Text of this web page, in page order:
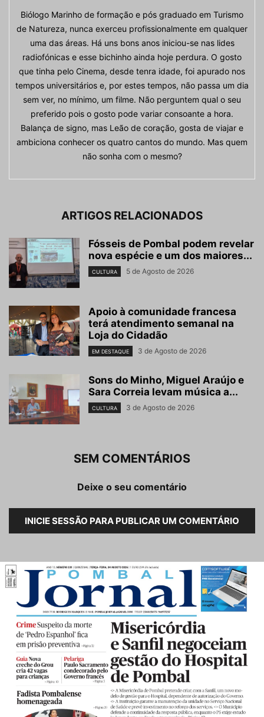
Biólogo Marinho de formação e pós graduado em Turismo
de Natureza, nunca exerceu profissionalmente em qualquer
uma das áreas. Há uns bons anos iniciou-se nas lides
radiofónicas e esse bichinho ainda hoje perdura. O gosto
que tinha pelo Cinema, desde tenra idade, foi apurado nos
tempos universitários e, por estes tempos, não passa um dia
sem ver, no mínimo, um filme. Não perguntem qual o seu
preferido pois o gosto pode variar consoante a hora.
Balança de signo, mas Leão de coração, gosta de viajar e
ambiciona conhecer os quatro cantos do mundo. Mas quem
não sonha com o mesmo?
ARTIGOS RELACIONADOS
Fósseis de Pombal podem revelar
nova espécie e um dos maiores...
CULTURA 5 de Agosto de 2026
Apoio à comunidade francesa
terá atendimento semanal na
Loja do Cidadão
EM DESTAQUE 3 de Agosto de 2026
Sons do Minho, Miguel Araújo e
Sara Correia levam música a...
CULTURA 3 de Agosto de 2026
SEM COMENTÁRIOS
Deixe o seu comentário
INICIE SESSÃO PARA PUBLICAR UM COMENTÁRIO